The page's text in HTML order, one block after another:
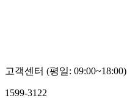
고객센터 (평일: 09:00~18:00)
1599-3122